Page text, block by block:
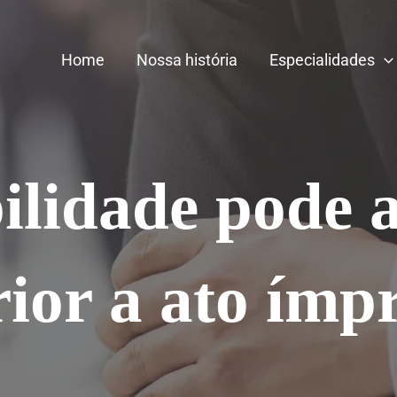
Home Nossa história Especialidades
pode
a ato